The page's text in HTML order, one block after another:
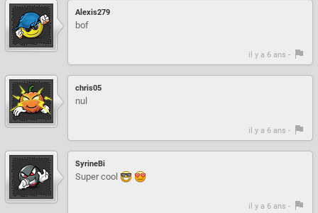
Alexis279
bof
il y a 6 ans -
chris05
nul
il y a 6 ans -
SyrineBi
Super cool
il y a 6 ans -